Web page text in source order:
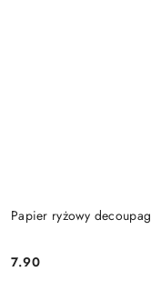
Papier ryżowy
Cena:
7.90